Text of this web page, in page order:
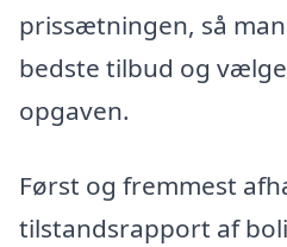
prissætningen, så
bedste tilbud og
opgaven.
Først og fremmest
tilstandsrapport af